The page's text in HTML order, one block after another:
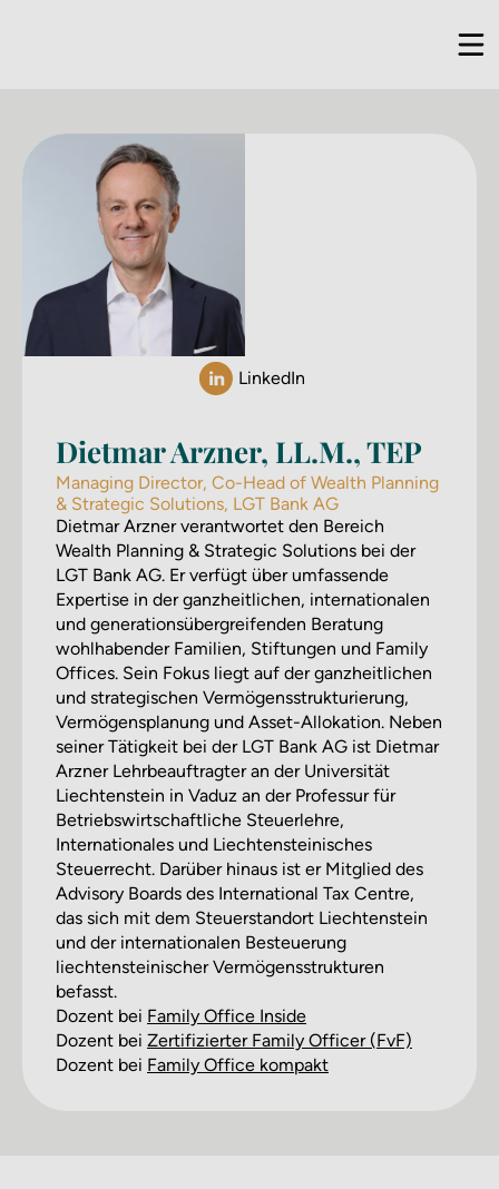
LinkedIn
Dietmar Arzner, LL.M., TEP
Managing Director, Co-Head of Wealth Planning
& Strategic Solutions, LGT Bank AG
Dietmar Arzner verantwortet den Bereich
Wealth Planning & Strategic Solutions bei der
LGT Bank AG. Er verfügt über umfassende
Expertise in der ganzheitlichen, internationalen
und generationsübergreifenden Beratung
wohlhabender Familien, Stiftungen und Family
Offices. Sein Fokus liegt auf der ganzheitlichen
und strategischen Vermögensstrukturierung,
Vermögensplanung und Asset-Allokation. Neben
seiner Tätigkeit bei der LGT Bank AG ist Dietmar
Arzner Lehrbeauftragter an der Universität
Liechtenstein in Vaduz an der Professur für
Betriebswirtschaftliche Steuerlehre,
Internationales und Liechtensteinisches
Steuerrecht. Darüber hinaus ist er Mitglied des
Advisory Boards des International Tax Centre,
das sich mit dem Steuerstandort Liechtenstein
und der internationalen Besteuerung
liechtensteinischer Vermögensstrukturen
befasst.
Dozent bei Family Office Inside
Dozent bei Zertifizierter Family Officer (FvF)
Dozent bei Family Office kompakt